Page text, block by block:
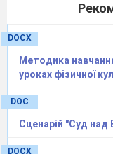
Стратій Л. О.
Члени журі –
старша
DOCX
Методика
уроках фізичної
DOC
Сценарій "Суд над
DOCX